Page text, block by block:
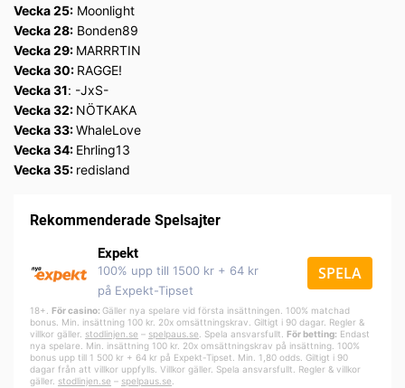
Vecka 25: Moonlight
Vecka 28: Bonden89
Vecka 29: MARRRTIN
Vecka 30: RAGGE!
Vecka 31: -JxS-
Vecka 32: NÖTKAKA
Vecka 33:WhaleLove
Vecka 34: Ehrling13
Vecka 35: redisland
Rekommenderade Spelsajter
Expekt
100% upp till 1500 kr + 64 kr
på Expekt-Tipset
SPELA
18+. För casino: Gäller nya spelare vid första insättningen. 100% matchad
bonus. Min. insättning 100 kr. 20x omsättningskrav. Giltigt i 90 dagar. Regler &
villkor gäller. stodlinjen.se – spelpaus.se . Spela ansvarsfullt. För betting: Endast
nya spelare. Min. insättning 100 kr. 20x omsättningskrav på insättning. 100%
bonus upp till 1 500 kr + 64 kr på Expekt-Tipset. Min. 1,80 odds. Giltigt i 90
dagar från att villkor uppfylls. Villkor gäller. Spela ansvarsfullt. Regler & villkor
gäller. stodlinjen.se – spelpaus.se